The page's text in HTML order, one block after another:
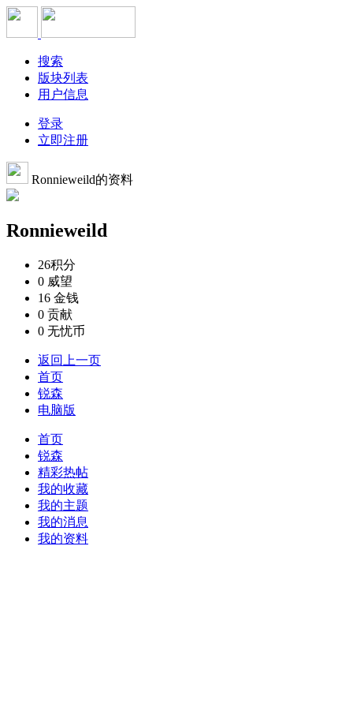
搜索
版块列表
用户信息
登录
立即注册
Ronnieweild的资料
Ronnieweild
26积分
0 威望
16 金钱
0 贡献
0 无忧币
返回上一页
首页
锐森
电脑版
首页
锐森
精彩热帖
我的收藏
我的主题
我的消息
我的资料